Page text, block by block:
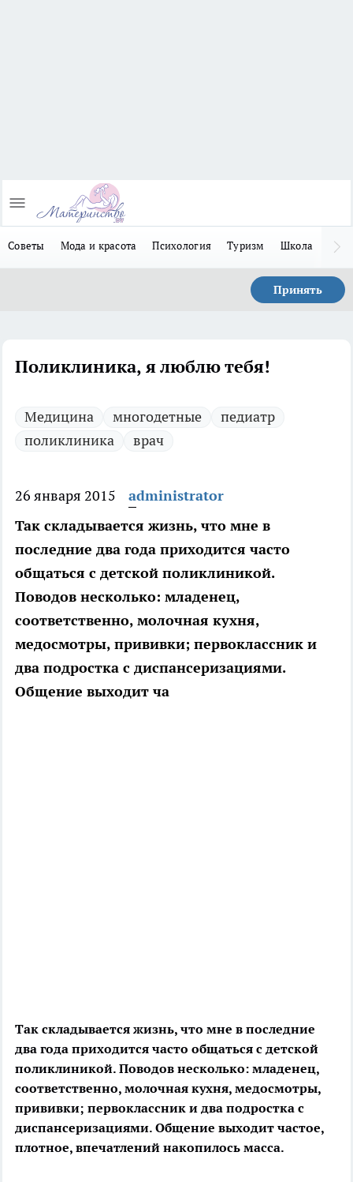
Советы Мода и красота Психология Туризм Школа
Принять
Поликлиника, я люблю тебя!
Медицина многодетные
педиатр
поликлиника
врач
26 января 2015
administrator
Так складывается жизнь, что мне в
последние два года приходится часто
общаться с детской поликлиникой.
Поводов несколько: младенец,
соответственно, молочная кухня,
медосмотры, прививки; первоклассник и
два подростка с диспансеризациями.
Общение выходит ча
Так складывается жизнь, что мне в последние
два года приходится часто общаться с детской
поликлиникой. Поводов несколько: младенец,
соответственно, молочная кухня, медосмотры,
прививки; первоклассник и два подростка с
диспансеризациями. Общение выходит частое,
плотное, впечатлений накопилось масса.